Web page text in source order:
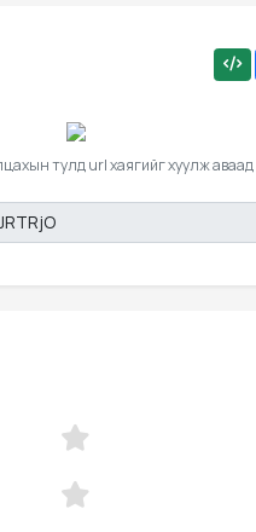
тулд url хаягийг хуулж аваад